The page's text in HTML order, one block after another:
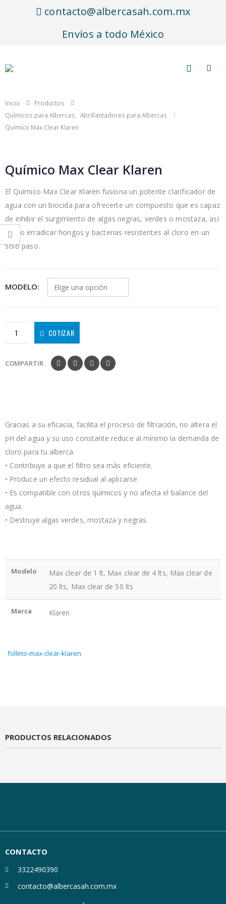
contacto@albercasah.com.mx
Envíos a todo México
Inicio
Productos
Químicos para Albercas
Abrillantadores para Albercas
Químico Max Clear Klaren
Químico Max Clear Klaren
El Químico Max Clear Klaren fusiona un potente clarificador de
agua con un biocida para ofrecerte un compuesto que es capaz
de inhibir el surgimiento de algas negras, verdes o mostaza, así
como erradicar hongos y bacterias resistentes al cloro en un
solo paso.
MODELO
COTIZAR
COMPARTIR
Gracias a su eficacia, facilita el proceso de filtración, no altera el
pH del agua y su uso constante reduce al mínimo la demanda de
cloro para tu alberca.
• Contribuye a que el filtro sea más eficiente.
• Produce un efecto residual al aplicarse.
• Es compatible con otros químicos y no afecta el balance del
agua.
• Destruye algas verdes, mostaza y negras.
Modelo
Max clear de 1 lt, Max clear de 4 lts, Max clear de
20 lts, Max clear de 50 lts
Marca Klaren
folleto-max-clear-klaren
PRODUCTOS RELACIONADOS
CONTACTO
3322490390
contacto@albercasah.com.mx